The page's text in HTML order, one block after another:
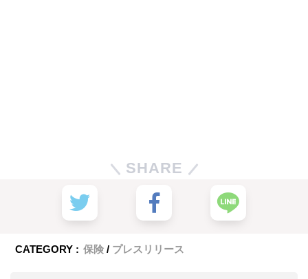
SHARE
CATEGORY : 保険 プレスリリース